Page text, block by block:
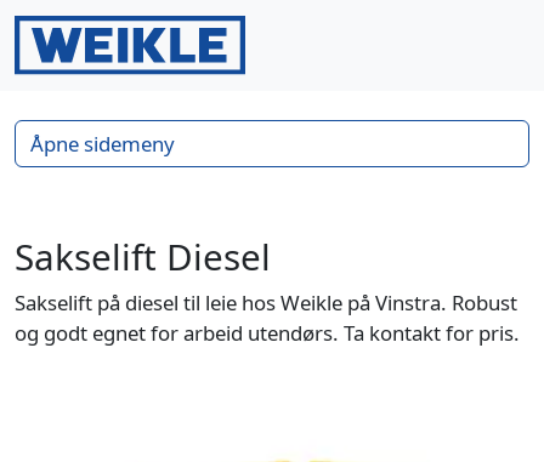
Gå til innhold
Gå til bunntekst
Sakselift Diesel
Sakselift på diesel til leie hos Weikle på Vinstra. Robust
og godt egnet for arbeid utendørs. Ta kontakt for pris.
Åpne sidemeny